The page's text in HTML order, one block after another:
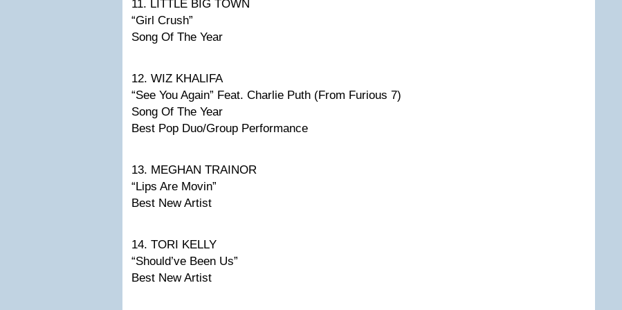
11. LITTLE BIG TOWN
“Girl Crush”
Song Of The Year
12. WIZ KHALIFA
“See You Again” Feat. Charlie Puth (From Furious 7)
Song Of The Year
Best Pop Duo/Group Performance
13. MEGHAN TRAINOR
“Lips Are Movin”
Best New Artist
14. TORI KELLY
“Should’ve Been Us”
Best New Artist